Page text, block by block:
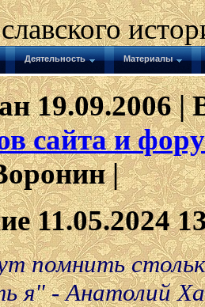
Деятельность Материалы
19.09.2006 |
сайта и
|
11.05.2024
помнить
я" - Анатолий